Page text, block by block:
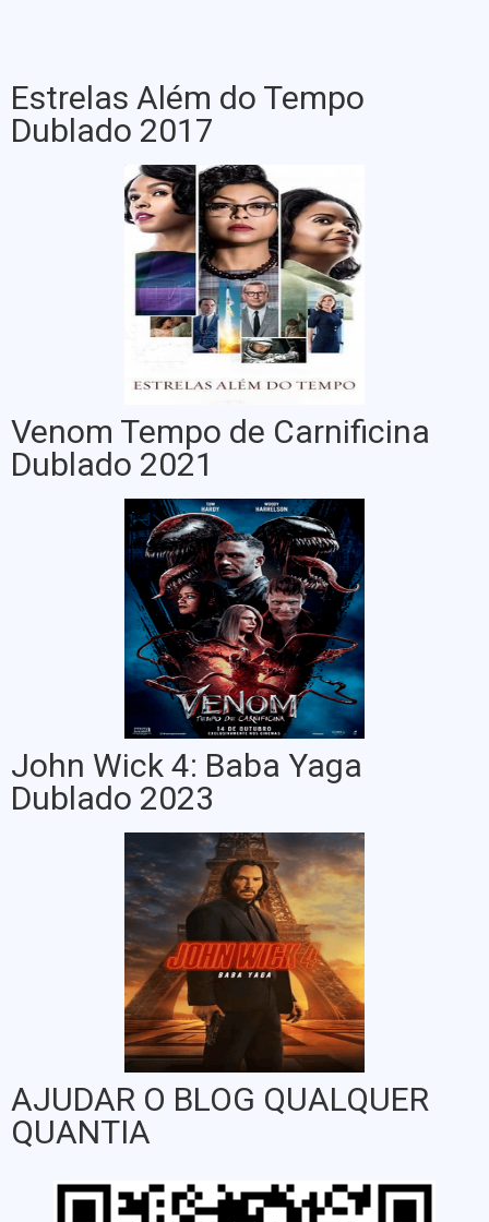
Estrelas Além do Tempo
Dublado 2017
Venom Tempo de Carnificina
Dublado 2021
John Wick 4: Baba Yaga
Dublado 2023
AJUDAR O BLOG QUALQUER
QUANTIA